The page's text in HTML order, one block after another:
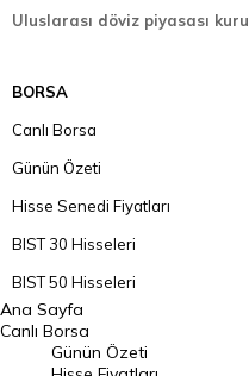
Uluslarası döviz piyasası kuru
BORSA
Canlı Borsa
Günün Özeti
Hisse Senedi Fiyatları
BIST 30 Hisseleri
BIST 50 Hisseleri
BIST 100 Hisseleri
En Çok Artan Hisseler
Ana Sayfa
Canlı Borsa
Günün Özeti